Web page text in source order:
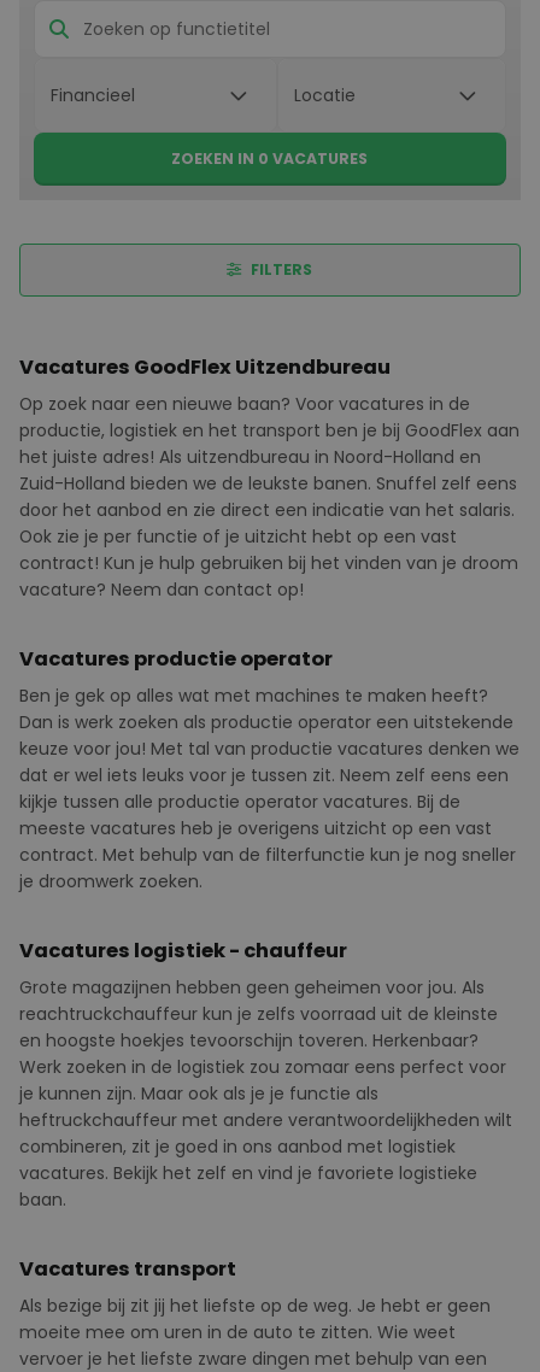
ZOEKEN IN 0 VACATURES
FILTERS
Vacatures GoodFlex Uitzendbureau
Op zoek naar een nieuwe baan? Voor vacatures in de
productie, logistiek en het transport ben je bij GoodFlex aan
het juiste adres! Als uitzendbureau in Noord-Holland en
Zuid-Holland bieden we de leukste banen. Snuffel zelf eens
door het aanbod en zie direct een indicatie van het salaris.
Ook zie je per functie of je uitzicht hebt op een vast
contract! Kun je hulp gebruiken bij het vinden van je droom
vacature? Neem dan contact op!
Vacatures productie operator
Ben je gek op alles wat met machines te maken heeft?
Dan is werk zoeken als productie operator een uitstekende
keuze voor jou! Met tal van productie vacatures denken we
dat er wel iets leuks voor je tussen zit. Neem zelf eens een
kijkje tussen alle productie operator vacatures. Bij de
meeste vacatures heb je overigens uitzicht op een vast
contract. Met behulp van de filterfunctie kun je nog sneller
je droomwerk zoeken.
Vacatures logistiek - chauffeur
Grote magazijnen hebben geen geheimen voor jou. Als
reachtruckchauffeur kun je zelfs voorraad uit de kleinste
en hoogste hoekjes tevoorschijn toveren. Herkenbaar?
Werk zoeken in de logistiek zou zomaar eens perfect voor
je kunnen zijn. Maar ook als je je functie als
heftruckchauffeur met andere verantwoordelijkheden wilt
combineren, zit je goed in ons aanbod met logistiek
vacatures. Bekijk het zelf en vind je favoriete logistieke
baan.
Vacatures transport
Als bezige bij zit jij het liefste op de weg. Je hebt er geen
moeite mee om uren in de auto te zitten. Wie weet
vervoer je het liefste zware dingen met behulp van een